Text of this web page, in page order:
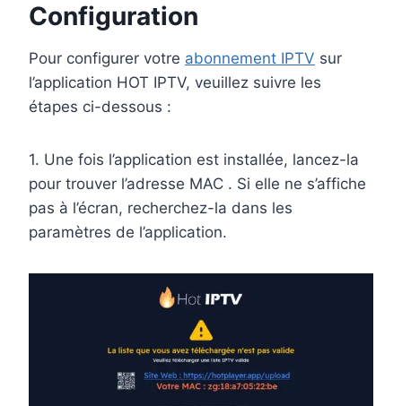
Configuration
Pour configurer votre abonnement IPTV sur
l’application HOT IPTV, veuillez suivre les
étapes ci-dessous :
1. Une fois l’application est installée, lancez-la
pour trouver l’adresse MAC . Si elle ne s’affiche
pas à l’écran, recherchez-la dans les
paramètres de l’application.